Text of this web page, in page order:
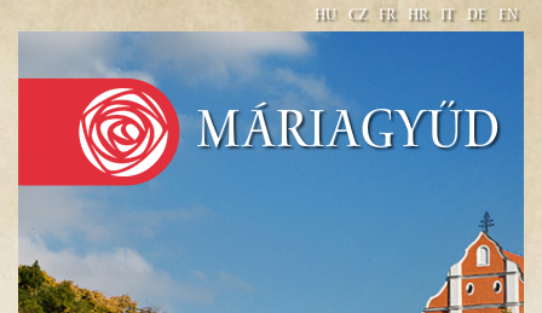
HU CZ FR HR IT DE EN
Máriagyűd